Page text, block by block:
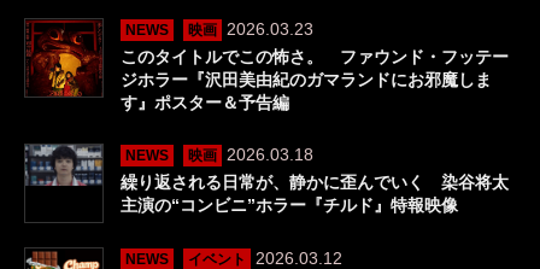
NEWS 映画
2026.03.23
このタイトルでこの怖さ。 ファウンド・フッテー
ジホラー『沢田美由紀のガマランドにお邪魔しま
す』ポスター＆予告編
NEWS 映画
2026.03.18
繰り返される日常が、静かに歪んでいく 染谷将太
主演の“コンビニ”ホラー『チルド』特報映像
NEWS イベント
2026.03.12